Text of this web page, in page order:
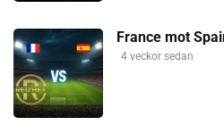
France mot
4 veckor sedan